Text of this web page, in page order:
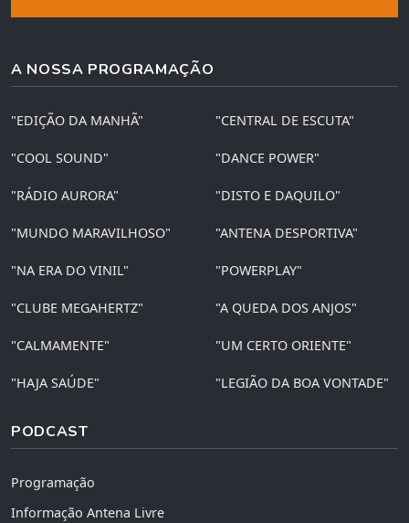
A NOSSA PROGRAMAÇÃO
"EDIÇÃO DA MANHÃ" "CENTRAL DE ESCUTA"
"COOL SOUND" "DANCE POWER"
"RÁDIO AURORA" "DISTO E DAQUILO"
"MUNDO MARAVILHOSO" "ANTENA DESPORTIVA"
"NA ERA DO VINIL" "POWERPLAY"
"CLUBE MEGAHERTZ" "A QUEDA DOS ANJOS"
"CALMAMENTE" "UM CERTO ORIENTE"
"HAJA SAÚDE" "LEGIÃO DA BOA VONTADE"
PODCAST
Programação
Informação Antena Livre